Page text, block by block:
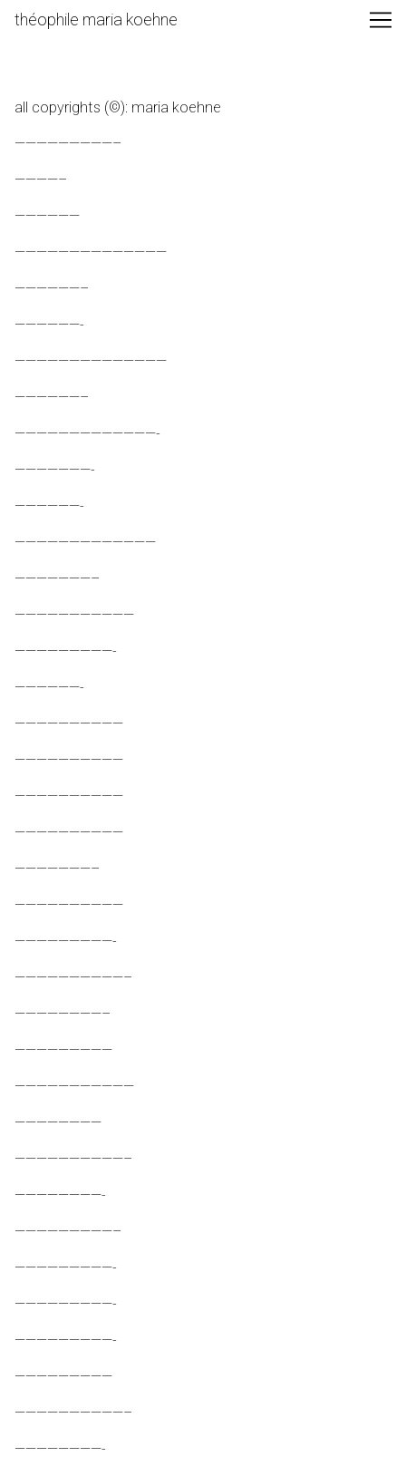
Skip
théophile maria koehne
all copyrights (©): maria koehne
—————————–
————–
——————
——————————————
——————–
——————-
——————————————
——————–
—————————————-
———————-
——————-
—————————————
———————–
———————————
—————————-
——————-
——————————
——————————
——————————
——————————
———————–
——————————
—————————-
——————————–
————————–
—————————
———————————
————————
——————————–
————————-
—————————–
—————————-
—————————-
—————————-
—————————
——————————–
————————-